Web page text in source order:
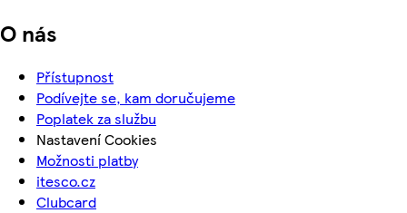
O nás
Přístupnost
Podívejte se, kam doručujeme
Poplatek za službu
Nastavení Cookies
Možnosti platby
itesco.cz
Clubcard